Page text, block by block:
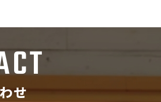
せ